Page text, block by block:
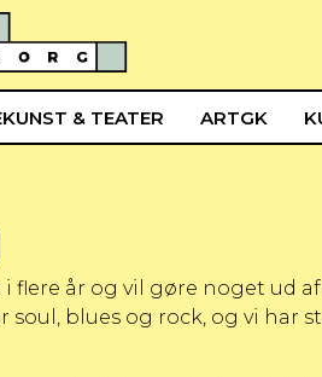
& TEATER ARTGK
flere år og vil gøre noget ud
blues og rock, og vi har